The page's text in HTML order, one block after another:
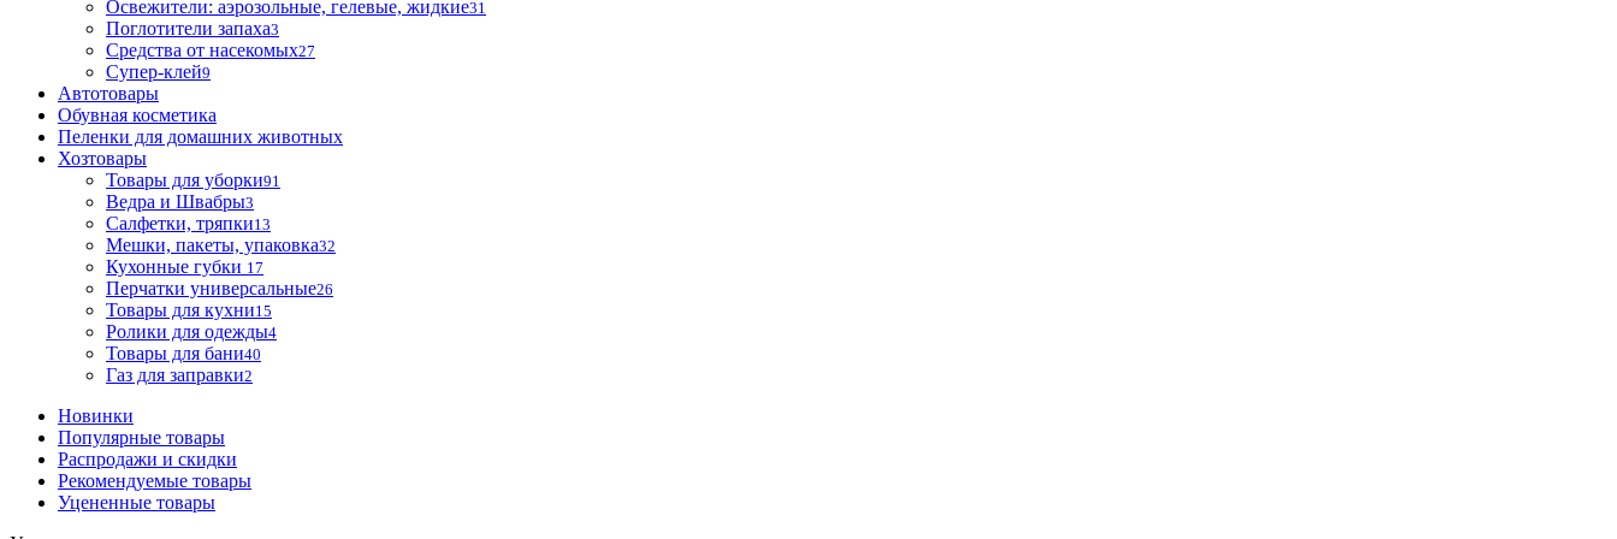
Освежители: аэрозольные, гелевые, жидкие31
Поглотители запаха3
Средства от насекомых27
Супер-клей9
Автотовары
Обувная косметика
Пеленки для домашних животных
Хозтовары
Товары для уборки91
Ведра и Швабры3
Салфетки, тряпки13
Мешки, пакеты, упаковка32
Кухонные губки 17
Перчатки универсальные26
Товары для кухни15
Ролики для одежды4
Товары для бани40
Газ для заправки2
Новинки
Популярные товары
Распродажи и скидки
Рекомендуемые товары
Уцененные товары